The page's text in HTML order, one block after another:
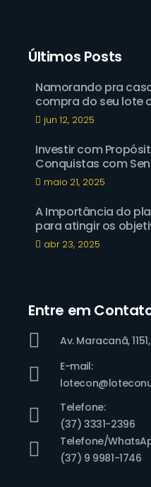
Últimos Posts
Namorando pra
compra do seu lote
jun 12, 2025
Investir com
Conquistas com
maio 21, 2025
A Importância do
para atingir os
abr 23, 2025
Entre em
Av. Maracanã,
E-mail:
Telefone:
(37) 3331-2396
Telefone/
(37) 9 9981-1746